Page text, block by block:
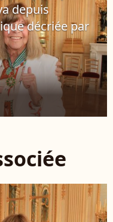
depuis
décriée par